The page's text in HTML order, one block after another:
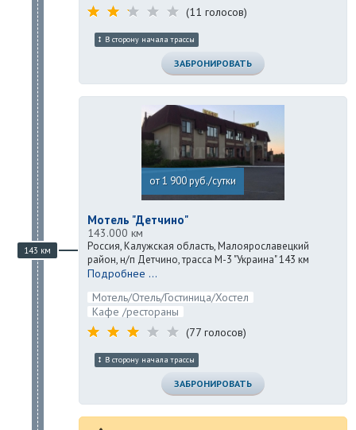
(11 голосов)
В сторону начала трассы
ЗАБРОНИРОВАТЬ
143 км
от 1 900 руб./сутки
Мотель "Детчино"
143.000 км
Россия, Калужская область, Малоярославецкий
район, н/п Детчино, трасса М-3 "Украина" 143 км
Подробнее ...
Мотель/Отель/Гостиница/Хостел
Кафе /рестораны
(77 голосов)
В сторону начала трассы
ЗАБРОНИРОВАТЬ